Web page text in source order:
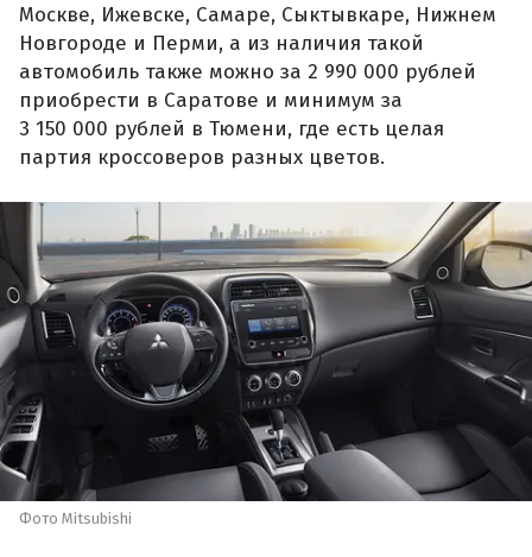
Москве, Ижевске, Самаре, Сыктывкаре, Нижнем
Новгороде и Перми, а из наличия такой
автомобиль также можно за 2 990 000 рублей
приобрести в Саратове и минимум за
3 150 000 рублей в Тюмени, где есть целая
партия кроссоверов разных цветов.
Фото Mitsubishi